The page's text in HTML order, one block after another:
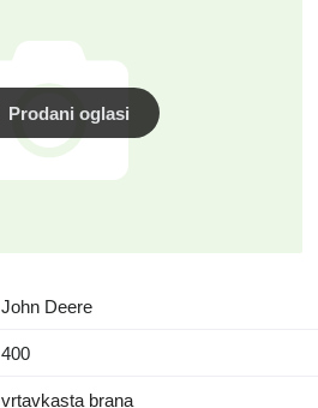
Prodani oglasi
John Deere
400
vrtavkasta brana